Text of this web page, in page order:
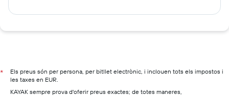
*
Els preus són per persona, per bitllet electrònic, i inclouen tots els impostos i
les taxes en EUR.
KAYAK sempre prova d'oferir preus exactes; de totes maneres,